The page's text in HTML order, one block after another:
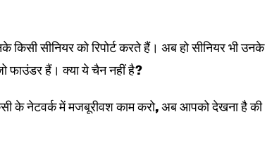
सीनियर को रिपोर्ट करते हैं। अब हो सीनियर भी उनके
फाउंडर हैं। क्या ये चैन नहीं है?
के नेटवर्क में मजबूरीवश काम करो, अब आपको देखना है की